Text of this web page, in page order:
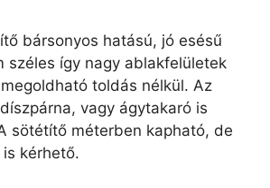
bársonyos hatású, jó esésű
széles így nagy ablakfelületek
toldás nélkül. Az
vagy ágytakaró is
sötétítő méterben kapható, de
kérhető.